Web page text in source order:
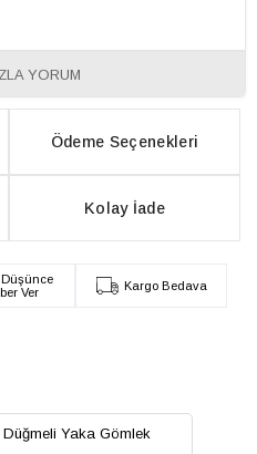
YORUM
Ödeme Seçenekleri
Kolay İade
Ver
Kargo Bedava
Yaka Gömlek